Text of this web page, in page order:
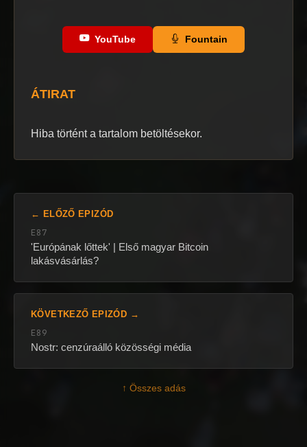
YouTube Fountain
ÁTIRAT
Hiba történt a tartalom betöltésekor.
← ELŐZŐ EPIZÓD
E87
'Európának lőttek' | Első magyar Bitcoin
lakásvásárlás?
KÖVETKEZŐ EPIZÓD →
E89
Nostr: cenzúraálló közösségi média
↑ Összes adás